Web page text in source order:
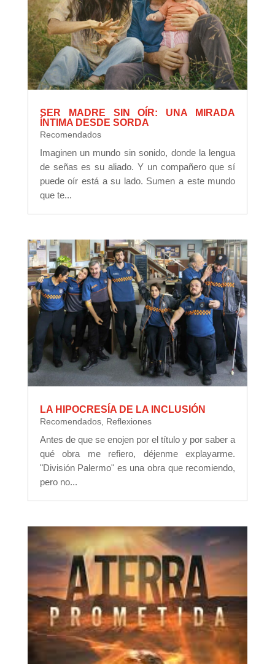
SER MADRE SIN OÍR: UNA MIRADA
ÍNTIMA DESDE SORDA
Recomendados
Imaginen un mundo sin sonido, donde la lengua
de señas es su aliado. Y un compañero que sí
puede oír está a su lado. Sumen a este mundo
que te...
LA HIPOCRESÍA DE LA INCLUSIÓN
Recomendados, Reflexiones
Antes de que se enojen por el título y por saber a
qué obra me refiero, déjenme explayarme.
"División Palermo" es una obra que recomiendo,
pero no...